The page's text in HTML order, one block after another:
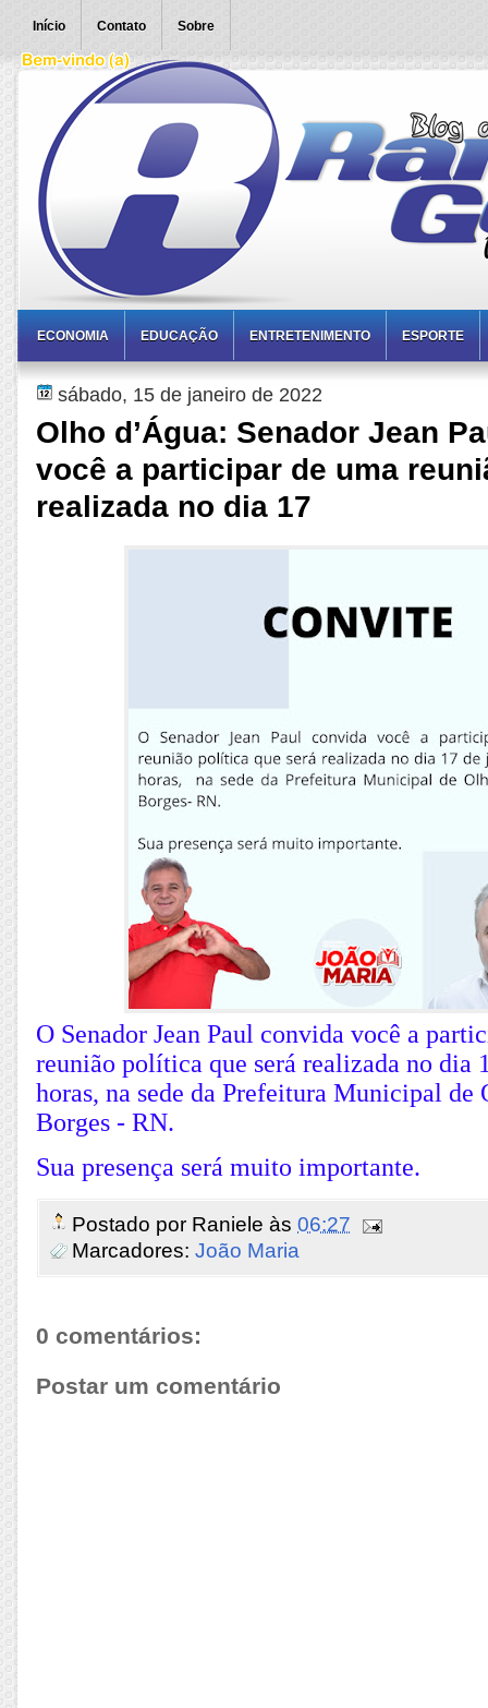
Início Contato Sobre
ECONOMIA EDUCAÇÃO ENTRETENIMENTO ESPORTE
sábado, 15 de janeiro de 2022
Olho d’Água: Senador Jean
você a participar de uma
realizada no dia 17
O Senador Jean Paul convida você a
reunião política que será realizada no dia
horas, na sede da Prefeitura Municipal de
Borges - RN.
Sua presença será muito importante.
Postado por Raniele às 06:27
Marcadores: João Maria
0 comentários:
Postar um comentário